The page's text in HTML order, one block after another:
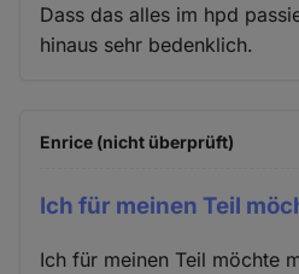
Dass das alles im hpd
hinaus sehr bedenklich.
Enrice (nicht überprüft)
Ich für meinen Teil
Ich für meinen Teil möchte